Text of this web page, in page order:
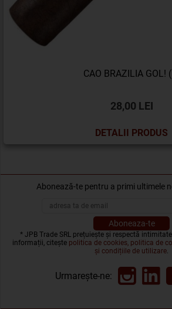
CAO BRAZILIA GOL!
28,00 LEI
DETALII PRODUS
Abonează-te pentru a primi ultimele
* JPB Trade SRL prețuiește și respectă
informații, citește politica de cookies, politica de
și condițiile de utilizare.
Urmarește-ne: